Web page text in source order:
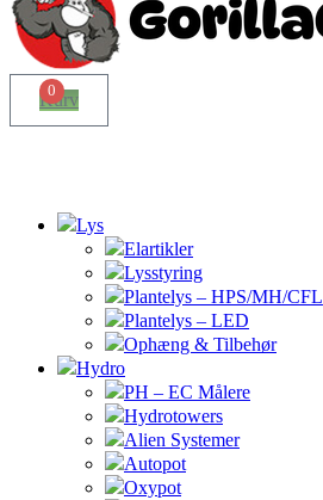
0
Kurv
Lys
Elartikler
Lysstyring
Plantelys – HPS/MH/CFL
Plantelys – LED
Ophæng & Tilbehør
Hydro
PH – EC Målere
Hydrotowers
Alien Systemer
Autopot
Oxypot